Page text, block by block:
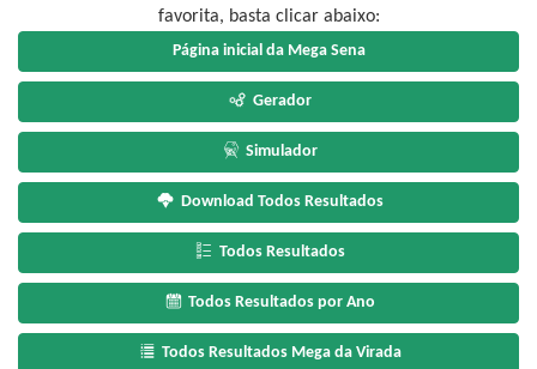
favorita, basta clicar abaixo:
Página inicial da Mega Sena
Gerador
Simulador
Download Todos Resultados
Todos Resultados
Todos Resultados por Ano
Todos Resultados Mega da Virada